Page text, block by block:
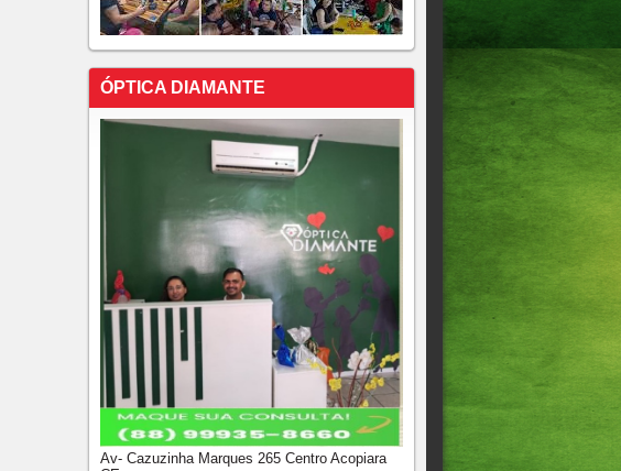
ÓPTICA DIAMANTE
Av- Cazuzinha Marques 265 Centro Acopiara